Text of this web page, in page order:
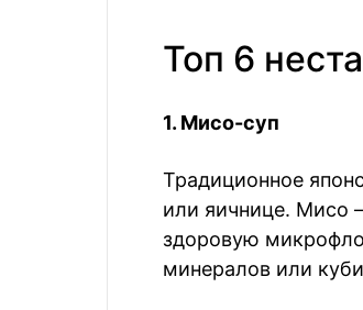
Топ 6
1. Мисо-суп
Традиционное
или яичнице. Мисо
здоровую
минералов или